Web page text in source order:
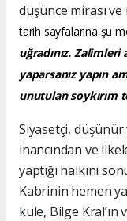
düşünce mirası
tarih sayfalarına şu
uğradınız.
yaparsanız yapın
unutulan soykırım
Siyasetçi,
inancından ve
yaptığı halkını
Kabrinin hemen
kule, Bilge Kral’ın